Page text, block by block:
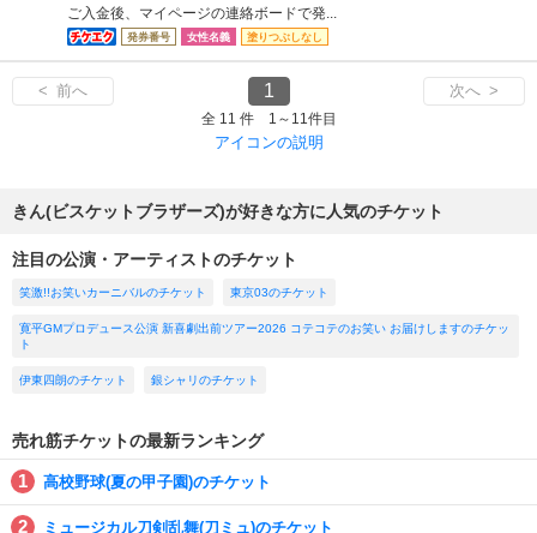
ご入金後、マイページの連絡ボードで発...
発券番号 女性名義 塗りつぶしなし
< 前へ 1 次へ >
全 11 件 1～11件目
アイコンの説明
きん(ビスケットブラザーズ)が好きな方に人気のチケット
注目の公演・アーティストのチケット
笑激!!お笑いカーニバルのチケット 東京03のチケット
寛平GMプロデュース公演 新喜劇出前ツアー2026 コテコテのお笑い お届けしますのチケッ
ト
伊東四朗のチケット 銀シャリのチケット
売れ筋チケットの最新ランキング
高校野球(夏の甲子園)のチケット
ミュージカル刀剣乱舞(刀ミュ)のチケット